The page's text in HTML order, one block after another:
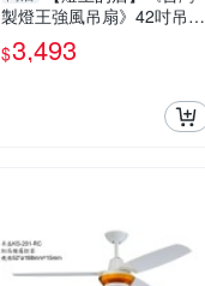
製燈王強風吊扇》42吋吊扇
+吊扇燈3+1燈(馬達保固十
年) ☆KS-279+KS-280
$3,493